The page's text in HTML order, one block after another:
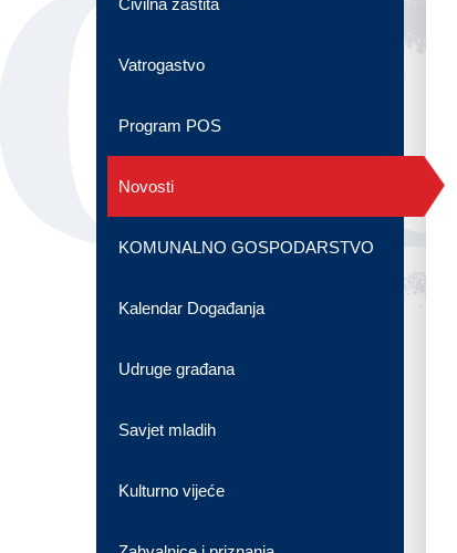
Civilna zaštita
Vatrogastvo
Program POS
Novosti
KOMUNALNO GOSPODARSTVO
Kalendar Događanja
Udruge građana
Savjet mladih
Kulturno vijeće